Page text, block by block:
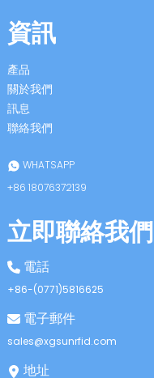
資訊
產品
關於我們
訊息
聯絡我們
WHATSAPP
+86 18076372139
立即聯絡我們
電話
+86-(0771)5816625
電子郵件
sales@xgsunrfid.com
地址